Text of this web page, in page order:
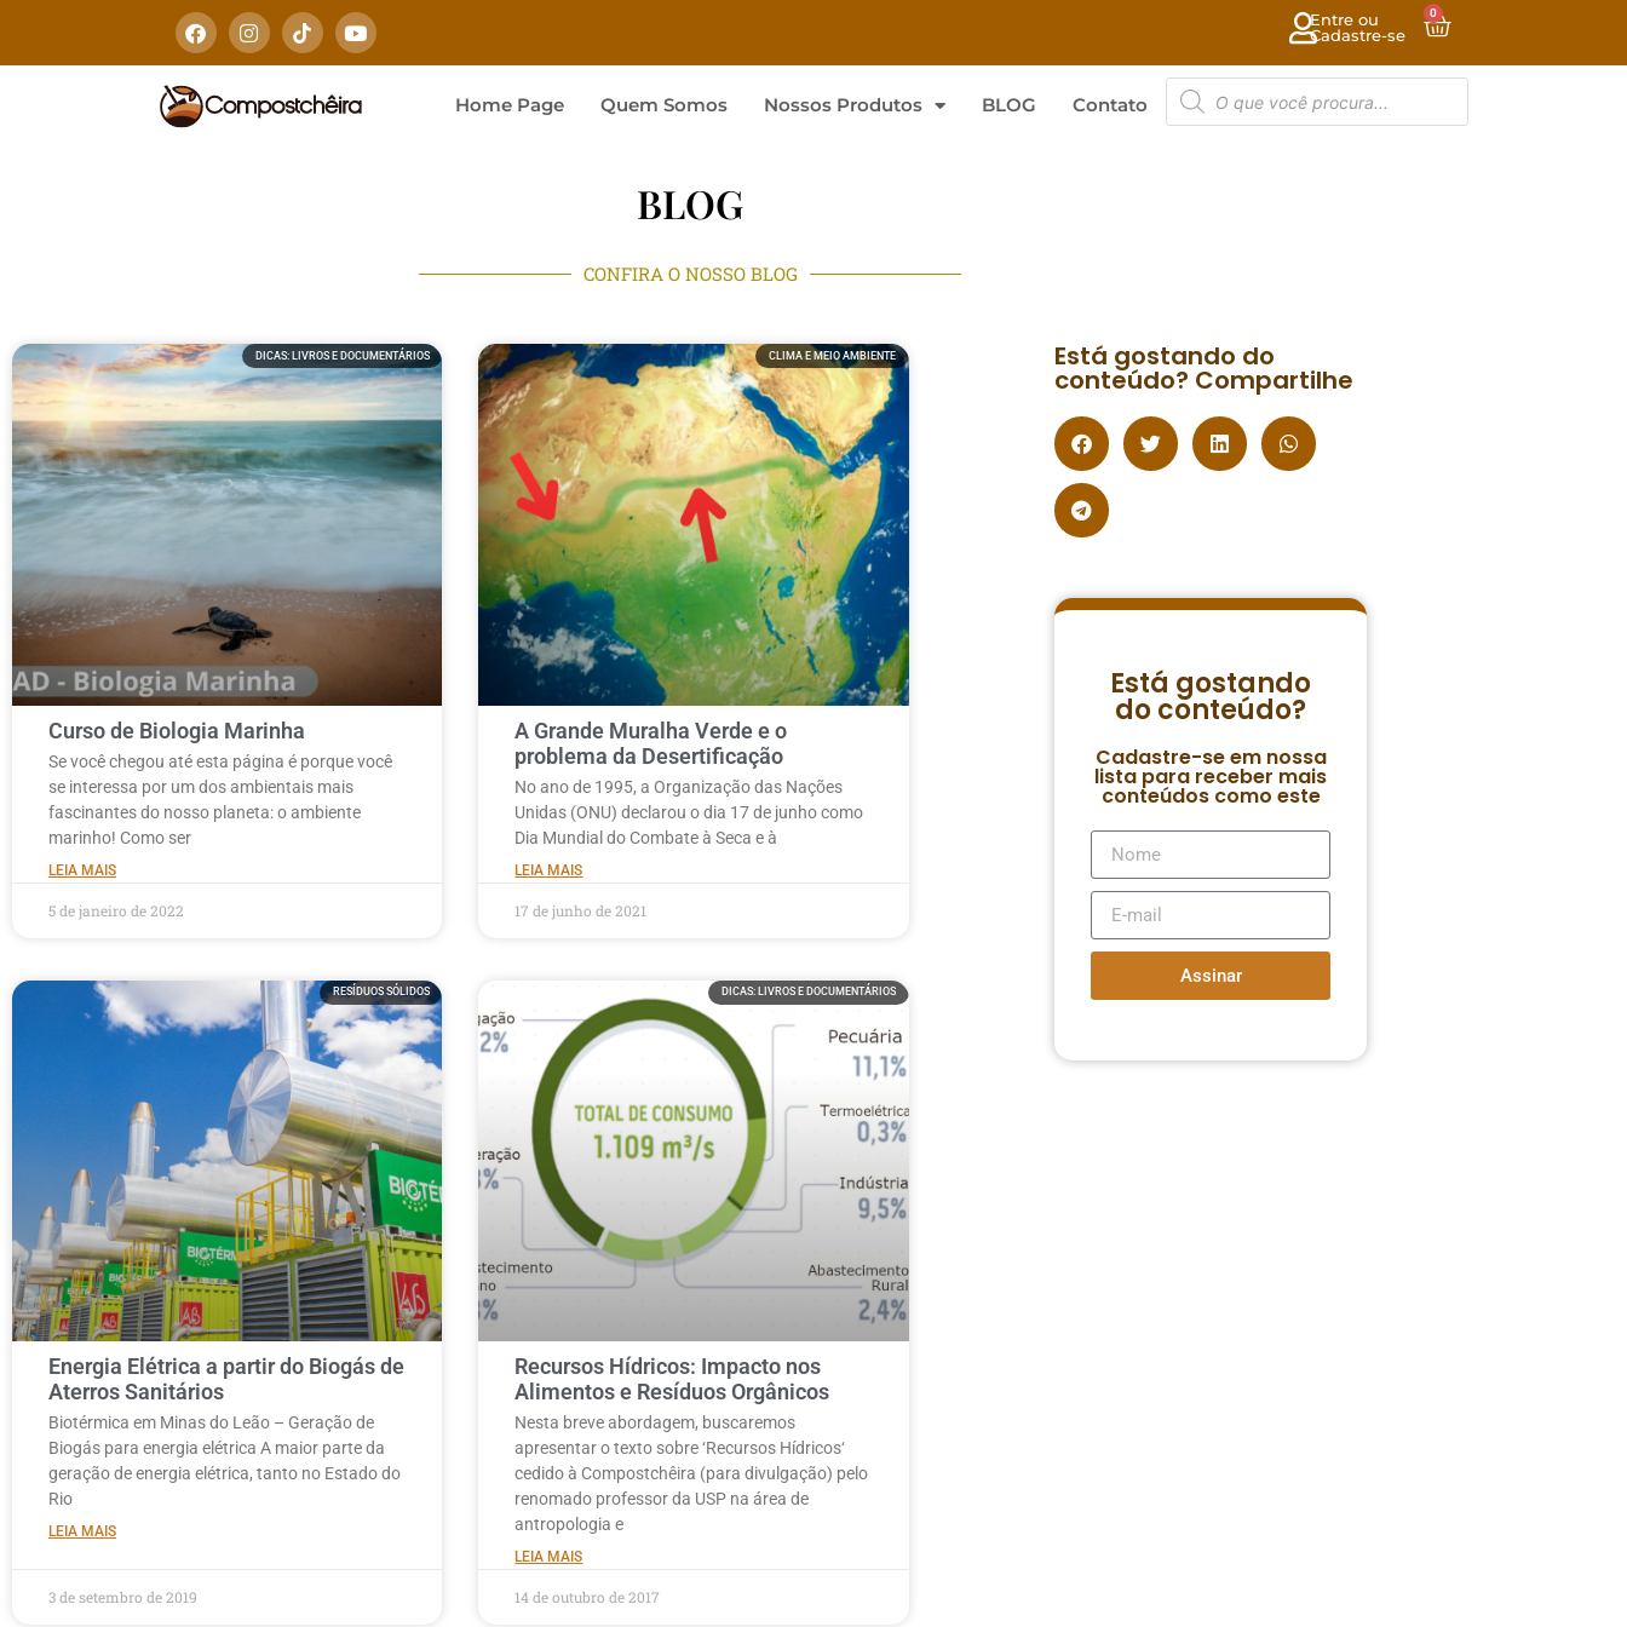
Entre ou
Cadastre-se
0
Home Page Quem Somos Nossos Produtos BLOG Contato
BLOG
CONFIRA O NOSSO BLOG
DICAS: LIVROS E DOCUMENTÁRIOS
Curso de Biologia Marinha
Se você chegou até esta página é porque você
se interessa por um dos ambientais mais
fascinantes do nosso planeta: o ambiente
marinho! Como ser
LEIA MAIS
5 de janeiro de 2022
CLIMA E MEIO AMBIENTE
A Grande Muralha Verde e o
problema da Desertificação
No ano de 1995, a Organização das Nações
Unidas (ONU) declarou o dia 17 de junho como
Dia Mundial do Combate à Seca e à
LEIA MAIS
17 de junho de 2021
RESÍDUOS SÓLIDOS
Energia Elétrica a partir do Biogás de
Aterros Sanitários
Biotérmica em Minas do Leão – Geração de
Biogás para energia elétrica A maior parte da
geração de energia elétrica, tanto no Estado do
Rio
LEIA MAIS
3 de setembro de 2019
DICAS: LIVROS E DOCUMENTÁRIOS
Recursos Hídricos: Impacto nos
Alimentos e Resíduos Orgânicos
Nesta breve abordagem, buscaremos
apresentar o texto sobre ‘Recursos Hídricos‘
cedido à Compostchêira (para divulgação) pelo
renomado professor da USP na área de
antropologia e
LEIA MAIS
14 de outubro de 2017
Está gostando do
conteúdo? Compartilhe
Está gostando
do conteúdo?
Cadastre-se em nossa
lista para receber mais
conteúdos como este
Assinar